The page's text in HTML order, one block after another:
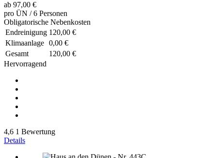
ab 97,00 €
pro ÜN / 6 Personen
Obligatorische Nebenkosten
Endreinigung 120,00 €
Klimaanlage 0,00 €
Gesamt
120,00 €
Hervorragend
4,6 1 Bewertung
Details